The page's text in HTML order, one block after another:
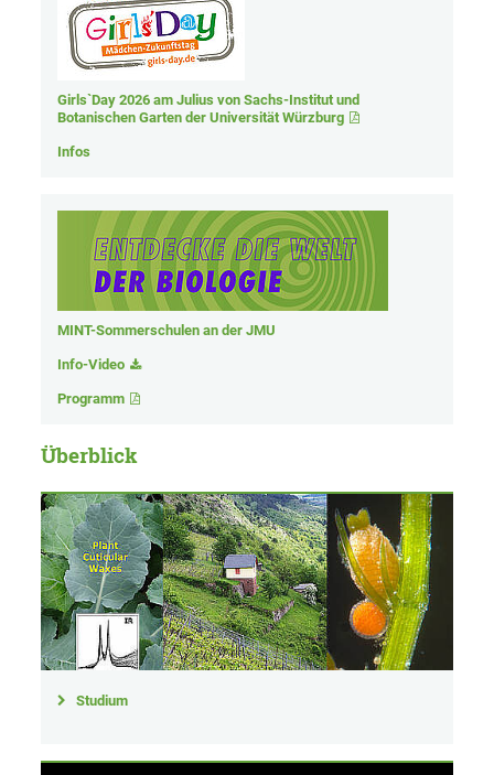
Girls`Day 2026 am Julius von Sachs-Institut und
Botanischen Garten der Universität Würzburg
Infos
MINT-Sommerschulen an der JMU
Info-Video
Programm
Überblick
Studium